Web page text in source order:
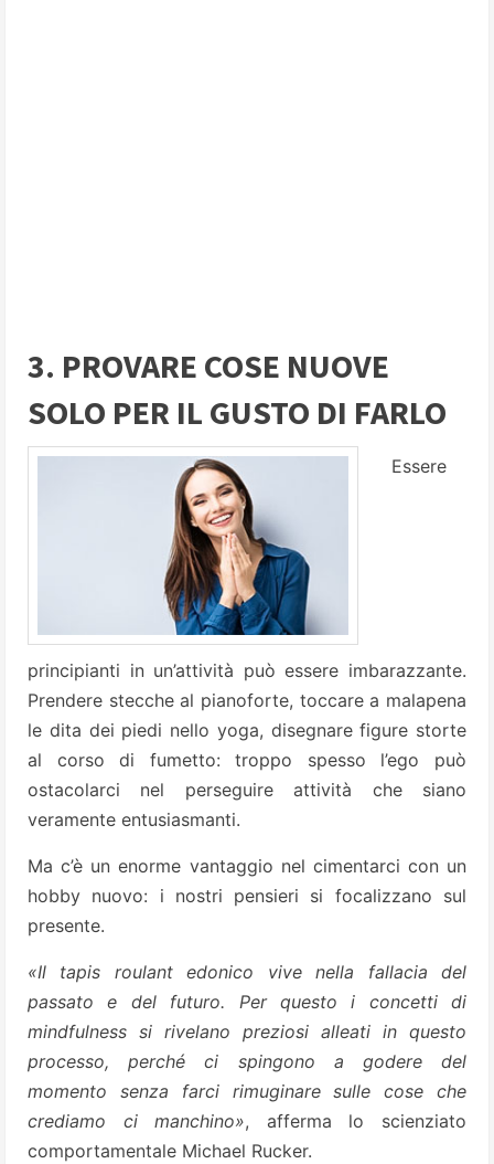
3. PROVARE COSE NUOVE
SOLO PER IL GUSTO DI FARLO
Essere
principianti in un’attività può essere imbarazzante.
Prendere stecche al pianoforte, toccare a malapena
le dita dei piedi nello yoga, disegnare figure storte
al corso di fumetto: troppo spesso l’ego può
ostacolarci nel perseguire attività che siano
veramente entusiasmanti.
Ma c’è un enorme vantaggio nel cimentarci con un
hobby nuovo: i nostri pensieri si focalizzano sul
presente.
«Il tapis roulant edonico vive nella fallacia del
passato e del futuro. Per questo i concetti di
mindfulness si rivelano preziosi alleati in questo
processo, perché ci spingono a godere del
momento senza farci rimuginare sulle cose che
crediamo ci manchino», afferma lo scienziato
comportamentale Michael Rucker.